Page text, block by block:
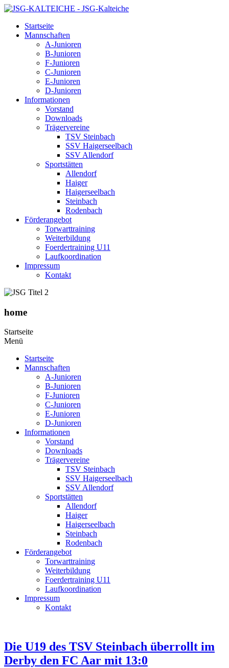
Startseite
Mannschaften
A-Junioren
B-Junioren
F-Junioren
C-Junioren
E-Junioren
D-Junioren
Informationen
Vorstand
Downloads
Trägervereine
TSV Steinbach
SSV Haigerseelbach
SSV Allendorf
Sportstätten
Allendorf
Haiger
Haigerseelbach
Steinbach
Rodenbach
Förderangebot
Torwarttraining
Weiterbildung
Foerdertraining U11
Laufkoordination
Impressum
Kontakt
home
Startseite
Menü
Startseite
Mannschaften
A-Junioren
B-Junioren
F-Junioren
C-Junioren
E-Junioren
D-Junioren
Informationen
Vorstand
Downloads
Trägervereine
TSV Steinbach
SSV Haigerseelbach
SSV Allendorf
Sportstätten
Allendorf
Haiger
Haigerseelbach
Steinbach
Rodenbach
Förderangebot
Torwarttraining
Weiterbildung
Foerdertraining U11
Laufkoordination
Impressum
Kontakt
Die U19 des TSV Steinbach überrollt im
Derby den FC Aar mit 13:0